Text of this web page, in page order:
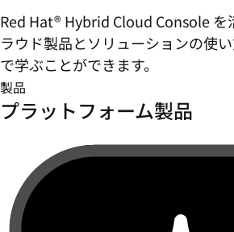
Red Hat® Hybrid Cloud Console を
ラウド製品とソリューションの使
で学ぶことができます。
製品
プラットフォーム製品